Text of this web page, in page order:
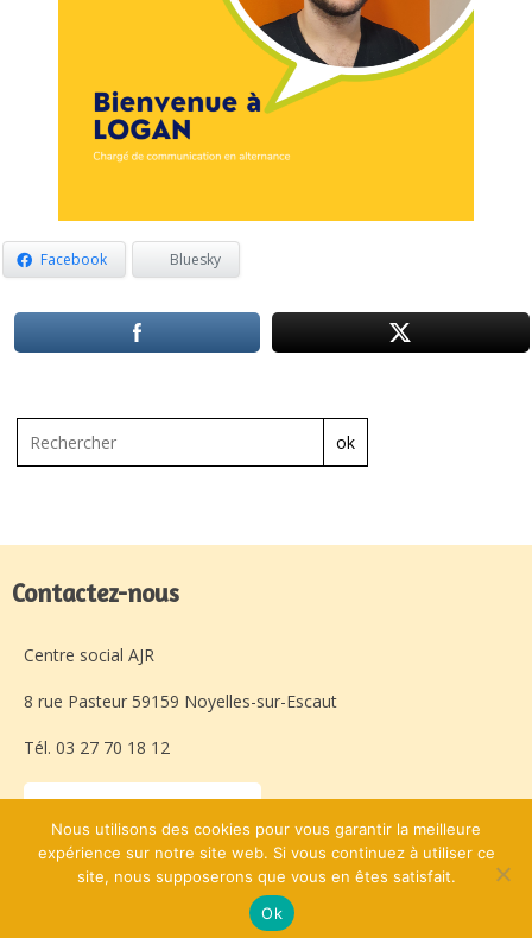
Facebook Bluesky
ok
Contactez-nous
Centre social AJR
8 rue Pasteur 59159 Noyelles-sur-Escaut
Tél. 03 27 70 18 12
Laissez-nous un message
Nous utilisons des cookies pour vous garantir la meilleure
expérience sur notre site web. Si vous continuez à utiliser ce
site, nous supposerons que vous en êtes satisfait.
Ok